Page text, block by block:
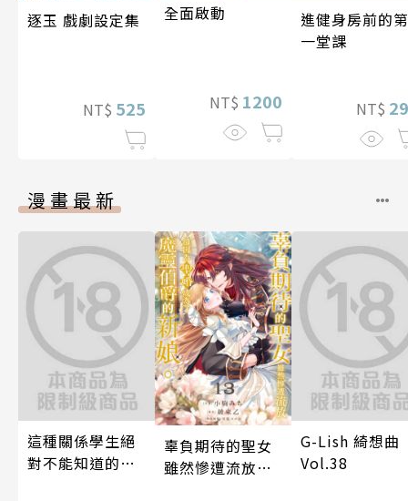
逐玉 戲劇設定集
NT$ 525
全面啟動
NT$ 1200
進健身房前的第
一堂課
NT$
漫畫最新
這種關係學生絕
對不能知道的
辜負期待的聖女
雖然慘遭流放，
G-Lish 綺想曲
Vol.38